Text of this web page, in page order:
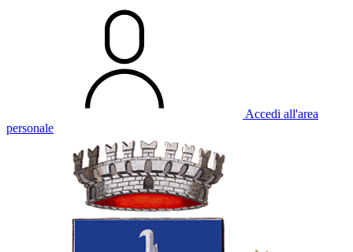
Accedi all'area
personale